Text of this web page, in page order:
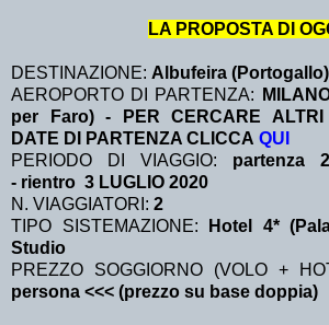
LA PROPOSTA DI
DESTINAZIONE: Albufeira (Portogallo)
AEROPORTO DI PARTENZA:
per Faro) - PER CERCARE ALTRI
DATE DI PARTENZA CLICCA QUI
PERIODO DI VIAGGIO: partenza
- rientro 3 LUGLIO 2020
N. VIAGGIATORI: 2
TIPO SISTEMAZIONE:
Hotel 4*
Studio
PREZZO SOGGIORNO (VOLO +
persona <<< (prezzo su base doppia)